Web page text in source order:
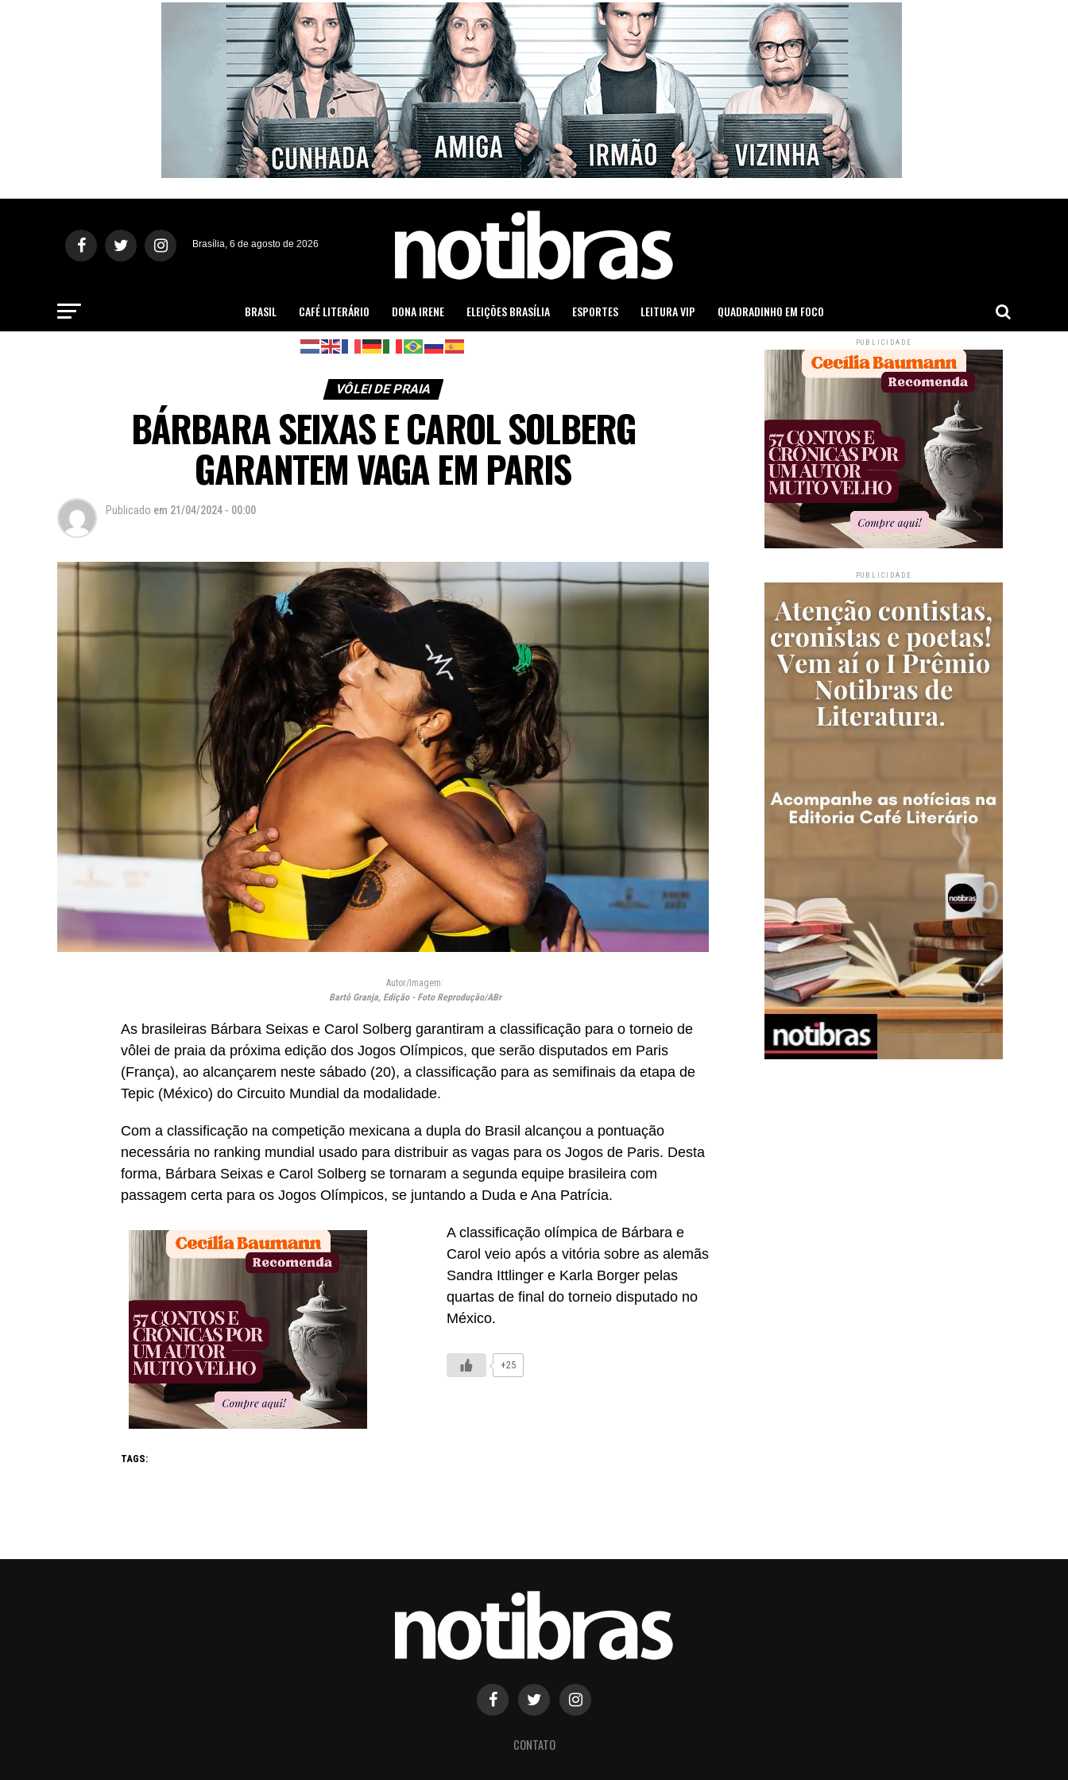
Brasília, 6 de agosto de 2026
BRASIL CAFÉ LITERÁRIO DONA IRENE ELEIÇÕES BRASÍLIA ESPORTES LEITURA VIP QUADRADINHO EM FOCO
VÔLEI DE PRAIA
BÁRBARA SEIXAS E CAROL SOLBERG
GARANTEM VAGA EM PARIS
Publicado em 21/04/2024 - 00:00
Autor/Imagem:
Bartô Granja, Edição - Foto Reprodução/ABr
As brasileiras Bárbara Seixas e Carol Solberg garantiram a classificação para o torneio de
vôlei de praia da próxima edição dos Jogos Olímpicos, que serão disputados em Paris
(França), ao alcançarem neste sábado (20), a classificação para as semifinais da etapa de
Tepic (México) do Circuito Mundial da modalidade.
Com a classificação na competição mexicana a dupla do Brasil alcançou a pontuação
necessária no ranking mundial usado para distribuir as vagas para os Jogos de Paris. Desta
forma, Bárbara Seixas e Carol Solberg se tornaram a segunda equipe brasileira com
passagem certa para os Jogos Olímpicos, se juntando a Duda e Ana Patrícia.
A classificação olímpica de Bárbara e
Carol veio após a vitória sobre as alemãs
Sandra Ittlinger e Karla Borger pelas
quartas de final do torneio disputado no
México.
+25
TAGS:
PUBLICIDADE
PUBLICIDADE
CONTATO